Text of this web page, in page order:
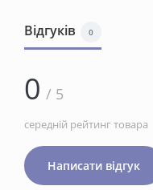
Відгуків 0
0 / 5
середній рейтинг товара
Написати відгук